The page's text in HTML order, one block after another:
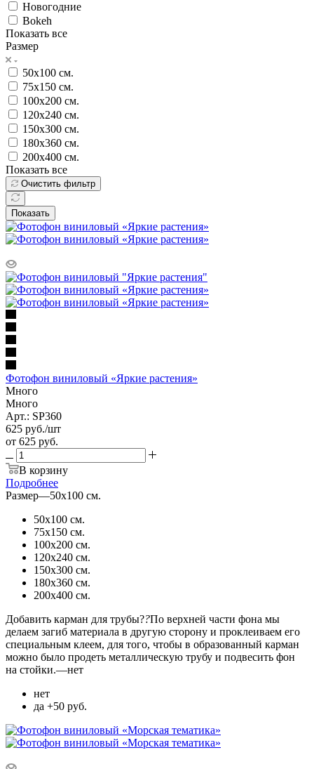
Новогодние
Bokeh
Показать все
Размер
50х100 см.
75х150 см.
100х200 см.
120х240 см.
150х300 см.
180х360 см.
200х400 см.
Показать все
Очистить фильтр
Показать
Фотофон виниловый «Яркие растения»
Много
Много
Арт.: SP360
625 руб./шт
от 625 руб.
В корзину
Подробнее
Размер—50х100 см.
50х100 см.
75х150 см.
100х200 см.
120х240 см.
150х300 см.
180х360 см.
200х400 см.
Добавить карман для трубы??По верхней части фона мы
делаем загиб материала в другую сторону и проклеиваем его
специальным клеем, для того, чтобы в образованный карман
можно было продеть металлическую трубу и подвесить фон
на стойки.—нет
нет
да +50 руб.